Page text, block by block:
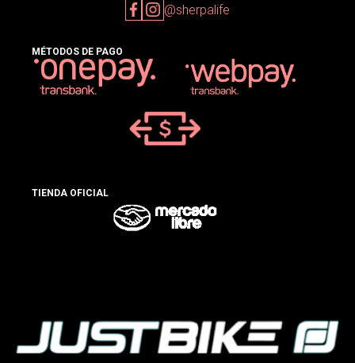
@sherpalife
MÉTODOS DE PAGO
TIENDA OFICIAL